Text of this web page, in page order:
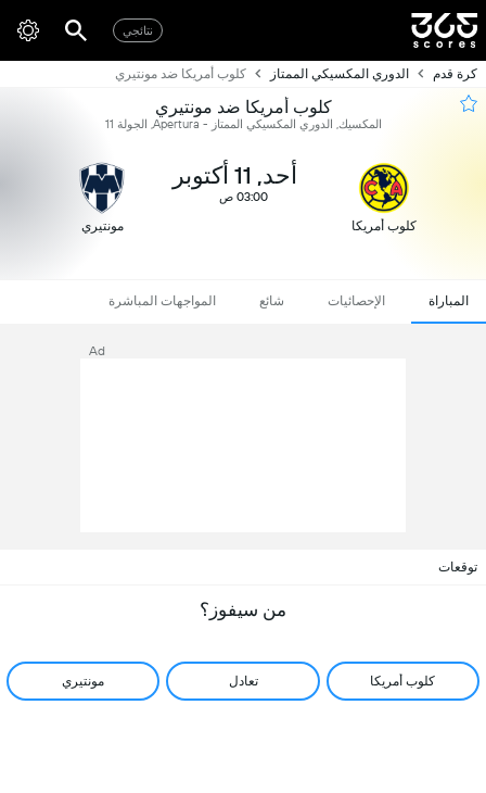
نتائجي
كرة قدم الدوري المكسيكي الممتاز كلوب أمريكا ضد مونتيري
كلوب أمريكا ضد مونتيري
المكسيك, الدوري المكسيكي الممتاز - Apertura, الجولة 11
كلوب أمريكا
أحد, 11 أكتوبر
03:00 ص
مونتيري
المباراة الإحصائيات شائع المواجهات المباشرة
Ad
توقعات
من سيفوز؟
كلوب أمريكا تعادل مونتيري